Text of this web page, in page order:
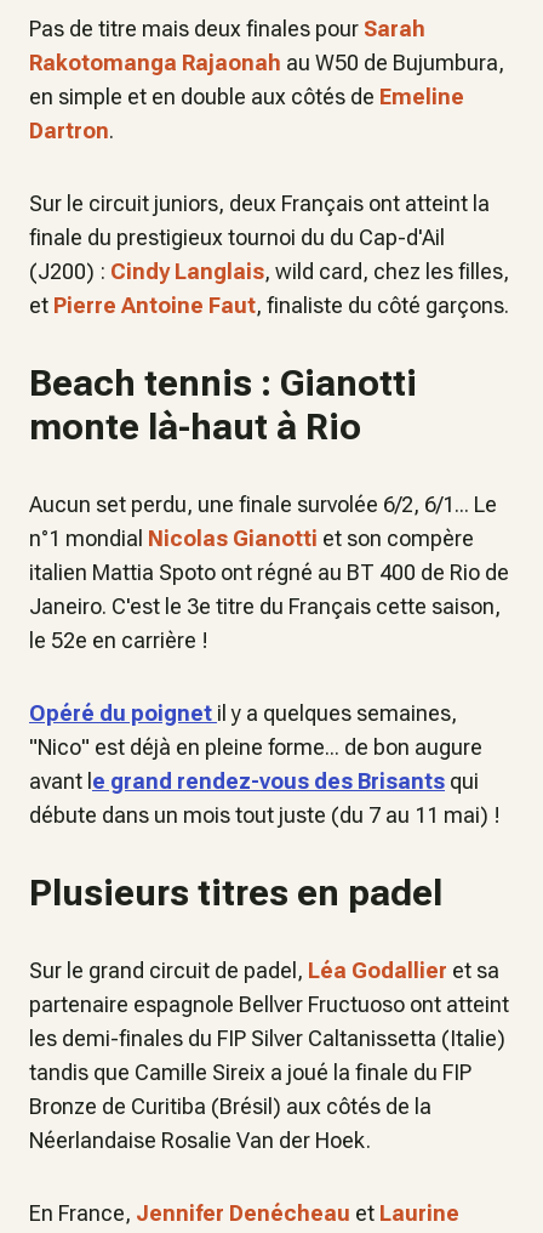
Pas de titre mais deux finales pour Sarah
Rakotomanga Rajaonah au W50 de Bujumbura,
en simple et en double aux côtés de Emeline
Dartron.
Sur le circuit juniors, deux Français ont atteint la
finale du prestigieux tournoi du du Cap-d'Ail
(J200) : Cindy Langlais, wild card, chez les filles,
et Pierre Antoine Faut, finaliste du côté garçons.
Beach tennis : Gianotti
monte là-haut à Rio
Aucun set perdu, une finale survolée 6/2, 6/1... Le
n°1 mondial Nicolas Gianotti et son compère
italien Mattia Spoto ont régné au BT 400 de Rio de
Janeiro. C'est le 3e titre du Français cette saison,
le 52e en carrière !
Opéré du poignet il y a quelques semaines,
"Nico" est déjà en pleine forme... de bon augure
avant l e grand rendez-vous des Brisants qui
débute dans un mois tout juste (du 7 au 11 mai) !
Plusieurs titres en padel
Sur le grand circuit de padel, Léa Godallier et sa
partenaire espagnole Bellver Fructuoso ont atteint
les demi-finales du FIP Silver Caltanissetta (Italie)
tandis que Camille Sireix a joué la finale du FIP
Bronze de Curitiba (Brésil) aux côtés de la
Néerlandaise Rosalie Van der Hoek.
En France, Jennifer Denécheau et Laurine